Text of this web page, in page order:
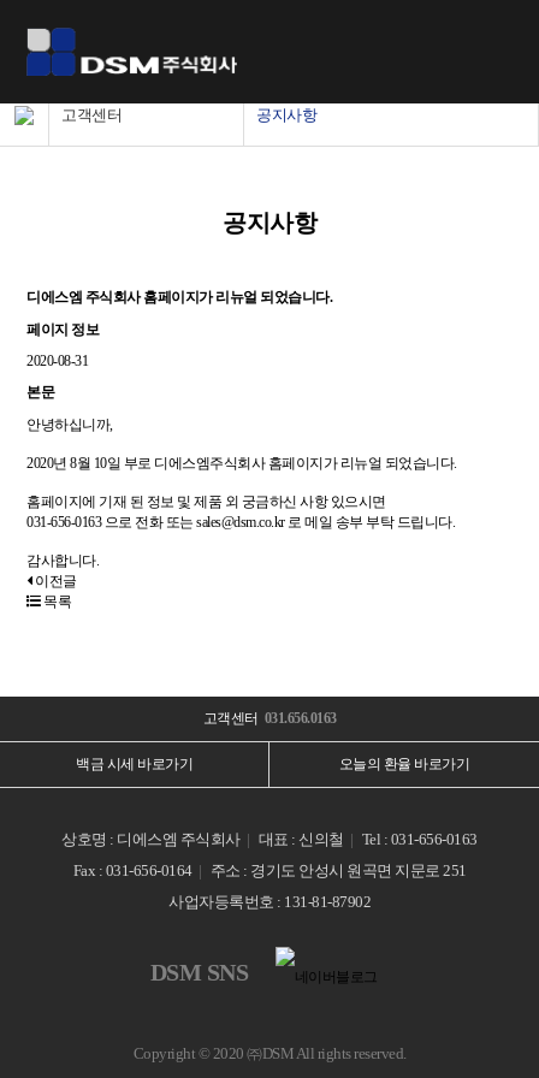
고객센터 공지사항
공지사항
디에스엠 주식회사 홈페이지가 리뉴얼 되었습니다.
페이지 정보
2020-08-31
본문
안녕하십니까,
2020년 8월 10일 부로 디에스엠주식회사 홈페이지가 리뉴얼 되었습니다.
홈페이지에 기재 된 정보 및 제품 외 궁금하신 사항 있으시면
031-656-0163 으로 전화 또는sales@dsm.co.kr로 메일 송부 부탁 드립니다.
감사합니다.
이전글
목록
고객센터 031.656.0163
백금 시세 바로가기 오늘의 환율 바로가기
상호명 : 디에스엠 주식회사 대표 : 신의철
Tel : 031-656-0163
Fax : 031-656-0164
주소 : 경기도 안성시 원곡면 지문로 251
사업자등록번호 : 131-81-87902
DSM SNS
Copyright © 2020 ㈜DSM All rights reserved.